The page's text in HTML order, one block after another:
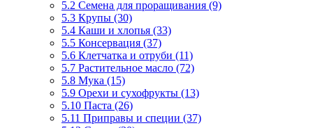
5.2 Семена для проращивания (9)
5.3 Крупы (30)
5.4 Каши и хлопья (33)
5.5 Консервация (37)
5.6 Клетчатка и отруби (11)
5.7 Растительное масло (72)
5.8 Мука (15)
5.9 Орехи и сухофрукты (13)
5.10 Паста (26)
5.11 Приправы и специи (37)